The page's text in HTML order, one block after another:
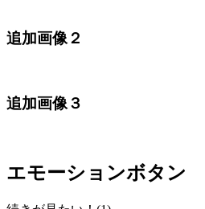
追加画像２
追加画像３
エモーションボタン